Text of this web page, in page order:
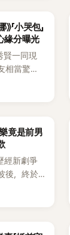
「小哭包」
緣分曝光
賢一同現
相當驚
如今卻
竟是前男
經新劇爭
後，終於
曬出20